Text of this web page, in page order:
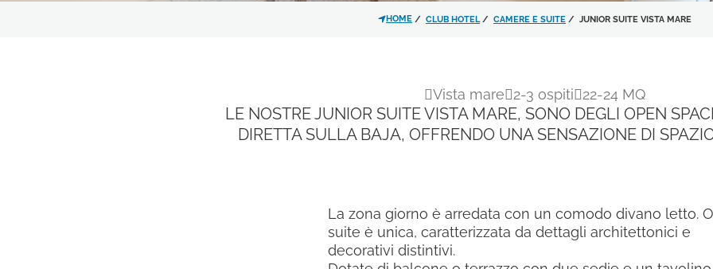
trattamento dei dati personali.
materiale promozionale.
Iscrivimi alla newsletter!
OFFERTE
HOME CLUB HOTEL CAMERE E SUITE JUNIOR SUITE VISTA MARE
Vista mare 2-3 ospiti 22-24 MQ
LE NOSTRE JUNIOR SUITE VISTA MARE, SONO DEGLI OPEN
DIRETTA SULLA BAJA, OFFRENDO UNA SENSAZIONE DI
La zona giorno è arredata con un comodo divano letto.
suite è unica, caratterizzata da dettagli architettonici e
decorativi distintivi.